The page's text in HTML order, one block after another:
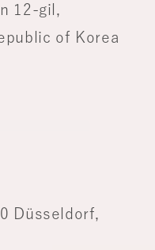
12-gil,
of Korea
Düsseldorf,